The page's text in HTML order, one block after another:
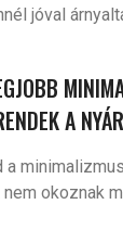
jóval
A
a
okoznak